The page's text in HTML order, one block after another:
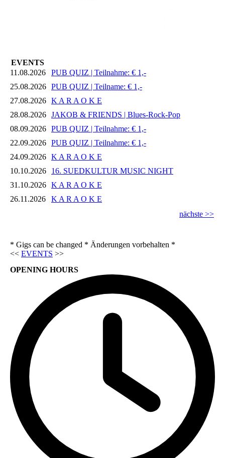
EVENTS
11.08.2026
PUB QUIZ | Teilnahme: € 1,-
25.08.2026 PUB QUIZ | Teilname: € 1,-
27.08.2026 K A R A O K E
28.08.2026 JAKOB & FRIENDS | Blues-Rock-Pop
08.09.2026 PUB QUIZ | Teilnahme: € 1,-
22.09.2026 PUB QUIZ | Teilnahme: € 1,-
24.09.2026 K A R A O K E
10.10.2026
16. SUEDKULTUR MUSIC NIGHT
31.10.2026 K A R A O K E
26.11.2026
K A R A O K E
nächste >>
* Gigs can be changed * Änderungen vorbehalten *
<< EVENTS >>
OPENING HOURS